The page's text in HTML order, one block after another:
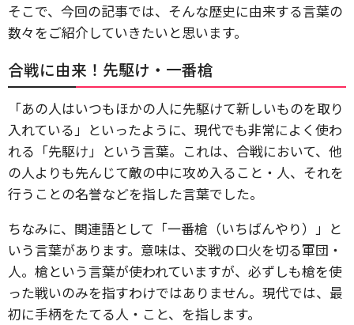
そこで、今回の記事では、そんな歴史に由来する言葉の
数々をご紹介していきたいと思います。
合戦に由来！先駆け・一番槍
「あの人はいつもほかの人に先駆けて新しいものを取り
入れている」といったように、現代でも非常によく使わ
れる「先駆け」という言葉。これは、合戦において、他
の人よりも先んじて敵の中に攻め入ること・人、それを
行うことの名誉などを指した言葉でした。
ちなみに、関連語として「一番槍（いちばんやり）」と
いう言葉があります。意味は、交戦の口火を切る軍団・
人。槍という言葉が使われていますが、必ずしも槍を使
った戦いのみを指すわけではありません。現代では、最
初に手柄をたてる人・こと、を指します。